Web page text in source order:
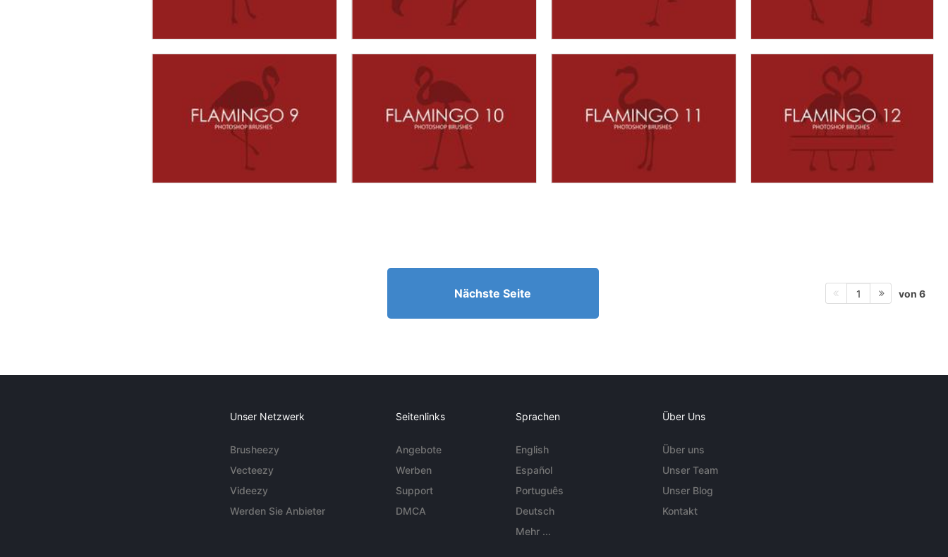
Nächste Seite 1 von 6
Unser Netzwerk
Brusheezy
Vecteezy
Videezy
Werden Sie Anbieter
Seitenlinks
Angebote
Werben
Support
DMCA
Sprachen
English
Español
Português
Deutsch
Mehr ...
Über Uns
Über uns
Unser Team
Unser Blog
Kontakt